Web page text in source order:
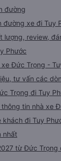
đường
đường xe đi Tuy
lượng, review,
Phước
xe Đức Trọng -
tư vấn các
Trọng đi Tuy
tin nhà xe
khách đi Tuy
nhất
từ Đức Trọng